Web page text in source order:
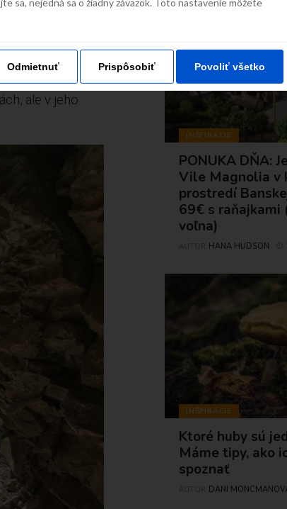
pod
Huga, ktorý
ale v jeho
INŠPIRÁCIE
PONUKA DŇA:
Vile Magnolia v
prostredí
69€ s raňajkami
voľna)
HANA HUDSON
INŠPIRÁCIE
Ktoré huby sú
Máme tipy, ako
spoznať
DANI
sa, nejedná sa o žiadny záväzok. Toto nastavenie môžete
Odmietnuť Prispôsobiť Povoliť všetko